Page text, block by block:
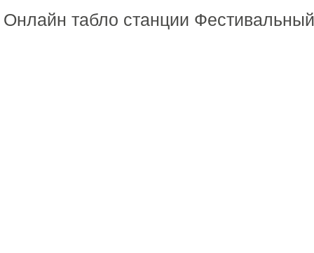
Онлайн табло станции